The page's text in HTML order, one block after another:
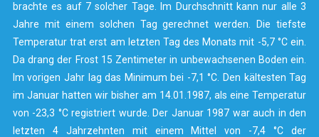
brachte es auf 7 solcher Tage. Im Durchschnitt kann nur alle 3
Jahre mit einem solchen Tag gerechnet werden. Die tiefste
Temperatur trat erst am letzten Tag des Monats mit -5,7 °C ein.
Da drang der Frost 15 Zentimeter in unbewachsenen Boden ein.
Im vorigen Jahr lag das Minimum bei -7,1 °C. Den kältesten Tag
im Januar hatten wir bisher am 14.01.1987, als eine Temperatur
von -23,3 °C registriert wurde. Der Januar 1987 war auch in den
letzten 4 Jahrzehnten mit einem Mittel von -7,4 °C der